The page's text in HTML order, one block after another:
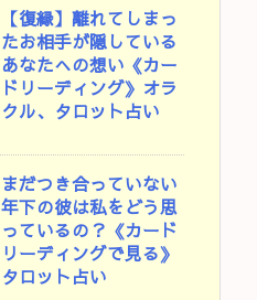
【復縁】離れてしまっ
たお相手が隠している
あなたへの想い《カー
ドリーディング》オラ
クル、タロット占い
まだつき合っていない
年下の彼は私をどう思
っているの？《カード
リーディングで見る》
タロット占い